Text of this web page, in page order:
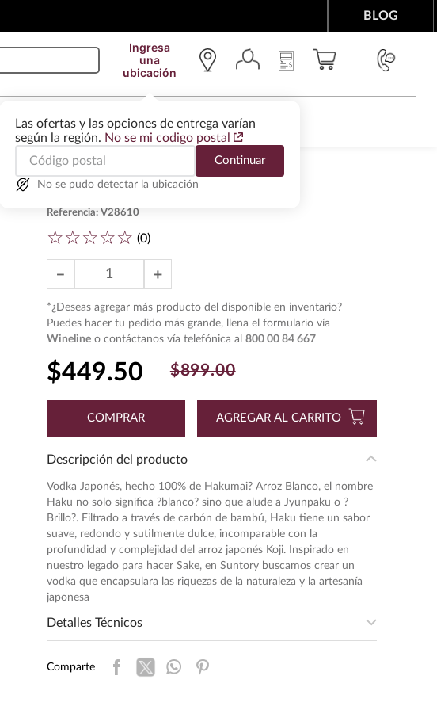
BLOG
Ingresa
una
ubicación
Las ofertas y las opciones de entrega varían
según la región. No se mi codigo postal
Continuar
No se pudo detectar la ubicación
OUTLET ALIMENTOS Y ACCESORIOS WINE SERVICES
Vodka Haku Suntory 700 ml
Referencia: V28610
☆☆☆☆☆ (0)
＋
－
*¿Deseas agregar más producto del disponible en inventario?
Puedes hacer tu pedido más grande, llena el formulario vía
Winelineo contáctanos vía telefónica al 800 00 84 667
$449.50 $899.00
COMPRAR AGREGAR AL CARRITO
Descripción del producto
Vodka Japonés, hecho 100% de Hakumai? Arroz Blanco, el nombre
Haku no solo significa ?blanco? sino que alude a Jyunpaku o ?
Brillo?. Filtrado a través de carbón de bambú, Haku tiene un sabor
suave, redondo y sutilmente dulce, incomparable con la
profundidad y complejidad del arroz japonés Koji. Inspirado en
nuestro legado para hacer Sake, en Suntory buscamos crear un
vodka que encapsulara las riquezas de la naturaleza y la artesanía
japonesa
Detalles Técnicos
Unidad de Medida:
Comparte